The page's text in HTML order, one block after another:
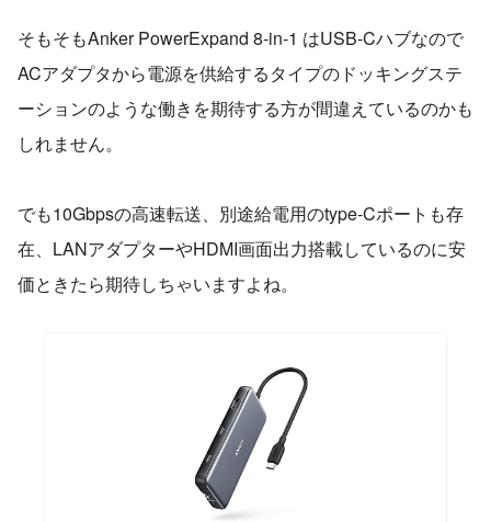
そもそもAnker PowerExpand 8-in-1 はUSB-Cハブなので
ACアダプタから電源を供給するタイプのドッキングステ
ーションのような働きを期待する方が間違えているのかも
しれません。
でも10Gbpsの高速転送、別途給電用のtype-Cポートも存
在、LANアダプターやHDMI画面出力搭載しているのに安
価ときたら期待しちゃいますよね。